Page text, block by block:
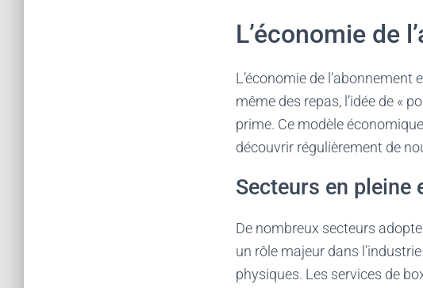
L’économie de
L’économie de
même des repas, l’idée de «
prime. Ce modèle
découvrir régulièrement de
Secteurs en pleine
De nombreux secteurs
un rôle majeur dans
physiques. Les services de